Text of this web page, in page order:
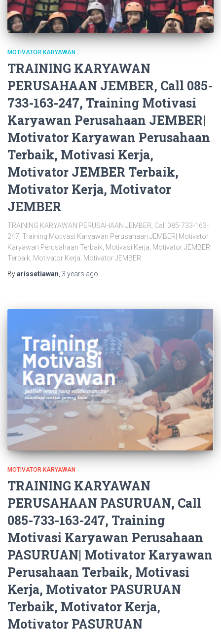
MOTIVATOR KARYAWAN
TRAINING KARYAWAN
PERUSAHAAN JEMBER, Call 085-
733-163-247, Training Motivasi
Karyawan Perusahaan JEMBER|
Motivator Karyawan Perusahaan
Terbaik, Motivasi Kerja,
Motivator JEMBER Terbaik,
Motivator Kerja, Motivator
JEMBER
TRAINING KARYAWAN PERUSAHAAN JEMBER, Call 085-733-163-
247, Training Motivasi Karyawan Perusahaan JEMBER| Motivator
Karyawan Perusahaan Terbaik, Motivasi Kerja, Motivator JEMBER
Terbaik, Motivator Kerja, Motivator JEMBER
Byarissetiawan 3 years ago
MOTIVATOR KARYAWAN
TRAINING KARYAWAN
PERUSAHAAN PASURUAN, Call
085-733-163-247, Training
Motivasi Karyawan Perusahaan
PASURUAN| Motivator Karyawan
Perusahaan Terbaik, Motivasi
Kerja, Motivator PASURUAN
Terbaik, Motivator Kerja,
Motivator PASURUAN